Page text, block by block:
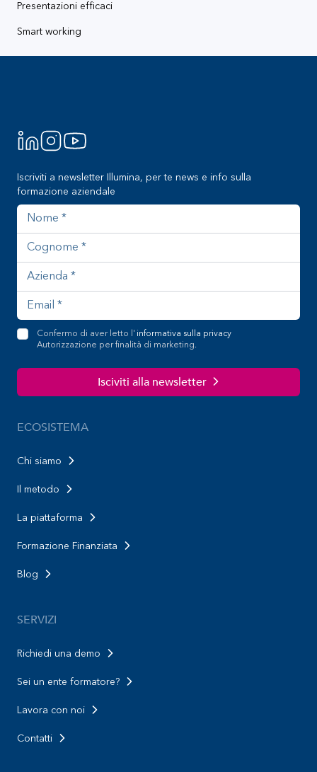
Presentazioni efficaci
Smart working
Iscriviti a newsletter Illumina, per te news e info sulla
formazione aziendale
Nome
Cognome
Azienda
Indirizzo email
Confermo di aver letto l' informativa sulla privacy
Autorizzazione per finalità di marketing.
Isciviti alla newsletter
ECOSISTEMA
Chi siamo
Il metodo
La piattaforma
Formazione Finanziata
Blog
SERVIZI
Richiedi una demo
Sei un ente formatore?
Lavora con noi
Contatti